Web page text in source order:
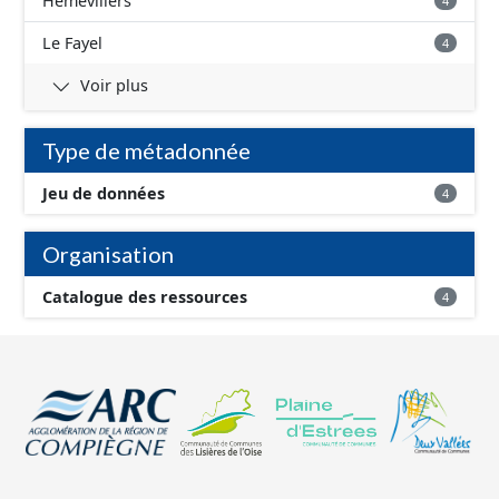
Le Fayel 4
Voir plus
Type de métadonnée
Jeu de données 4
Organisation
Catalogue des ressources 4